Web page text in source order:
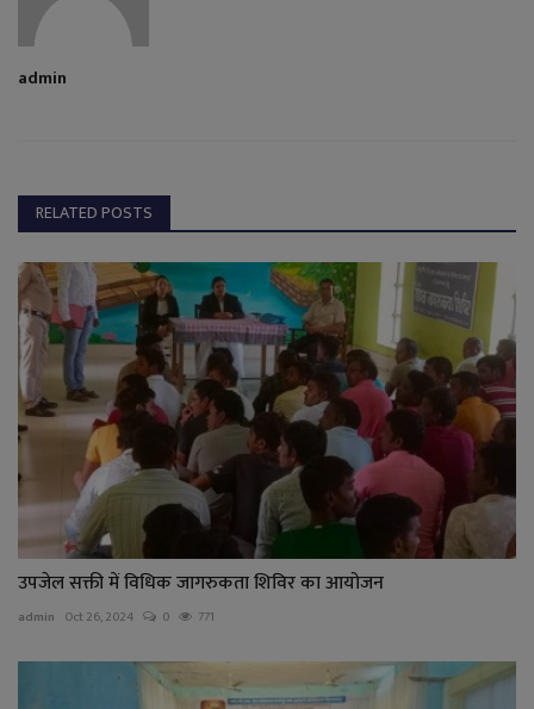
admin
RELATED POSTS
उपजेल सक्ती में विधिक जागरुकता शिविर का आयोजन
admin Oct 26, 2024 0 771